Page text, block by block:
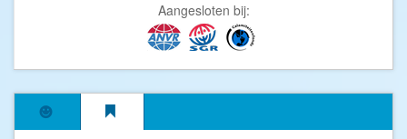
Aangesloten bij: